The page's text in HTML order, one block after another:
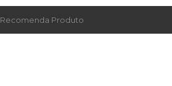
Recomenda Produto